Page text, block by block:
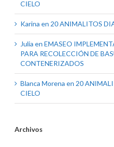
CIELO
Karina en 20 ANIMALITOS
Julia en EMASEO
PARA RECOLECCIÓN DE
CONTENERIZADOS
Blanca Morena en 20
CIELO
Archivos